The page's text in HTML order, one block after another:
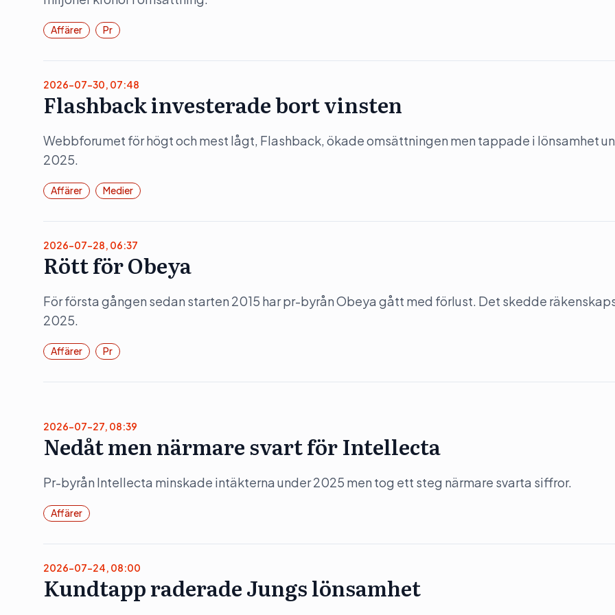
Affärer Pr
2026-07-30, 07:48
Flashback investerade bort vinsten
Webbforumet för högt och mest lågt, Flashback, ökade omsättningen men tappade i lönsamhet
2025.
Affärer Medier
2026-07-28, 06:37
Rött för Obeya
För första gången sedan starten 2015 har pr-byrån Obeya gått med förlust. Det skedde
2025.
Affärer Pr
2026-07-27, 08:39
Nedåt men närmare svart för Intellecta
Pr-byrån Intellecta minskade intäkterna under 2025 men tog ett steg närmare svarta siffror.
Affärer
2026-07-24, 08:00
Kundtapp raderade Jungs lönsamhet